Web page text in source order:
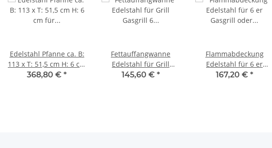
Edelstahl Pfanne ca. B:
113 x T: 51,5 cm H: 6 cm
für 6 flammigen
368,80 € *
Fettauffangwanne
Edelstahl für Grill
Gasgrill 6 flammig
145,60 € *
Flammabdeckung
Edelstahl für 6 er
Gasgrill oder
167,20 € *